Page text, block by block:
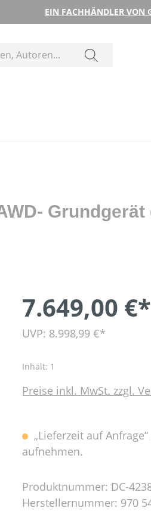
EIN FACHHÄNDLER VON
Grundgerät
7.649,00 €*
UVP: 8.998,99 €*
Inhalt: 1
Preise inkl. MwSt. zzgl.
„Lieferzeit auf
aufnehmen.
Produktnummer: DC-
Herstellernummer: 970